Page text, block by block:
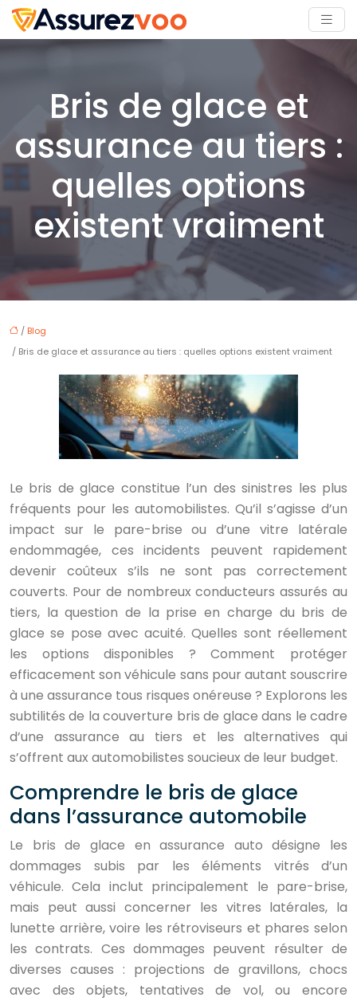
Bris de glace et
assurance au tiers :
quelles options
existent vraiment
/ Blog
/ Bris de glace et assurance au tiers : quelles options existent vraiment
Le bris de glace constitue l’un des sinistres les plus
fréquents pour les automobilistes. Qu’il s’agisse d’un
impact sur le pare-brise ou d’une vitre latérale
endommagée, ces incidents peuvent rapidement
devenir coûteux s’ils ne sont pas correctement
couverts. Pour de nombreux conducteurs assurés au
tiers, la question de la prise en charge du bris de
glace se pose avec acuité. Quelles sont réellement
les options disponibles ? Comment protéger
efficacement son véhicule sans pour autant souscrire
à une assurance tous risques onéreuse ? Explorons les
subtilités de la couverture bris de glace dans le cadre
d’une assurance au tiers et les alternatives qui
s’offrent aux automobilistes soucieux de leur budget.
Comprendre le bris de glace
dans l’assurance automobile
Le bris de glace en assurance auto désigne les
dommages subis par les éléments vitrés d’un
véhicule. Cela inclut principalement le pare-brise,
mais peut aussi concerner les vitres latérales, la
lunette arrière, voire les rétroviseurs et phares selon
les contrats. Ces dommages peuvent résulter de
diverses causes : projections de gravillons, chocs
avec des objets, tentatives de vol, ou encore